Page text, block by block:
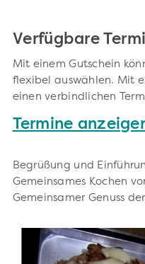
Verfügbare
Mit einem Gutschein
flexibel auswählen. Mit
einen verbindlichen
Termine
Begrüßung und
Gemeinsames Kochen
Gemeinsamer Genuss